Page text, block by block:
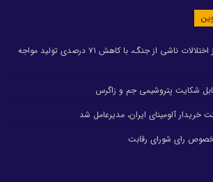
پتروشیمی اروند پس از اختلالات ناشی از جنگ، با کاهش ۷۱ درصدی تولید مواجه
شکایت پتروشیمی جم و زاگرس
آلومینای ایران، مدیرعامل شد
رای شورای رقابت